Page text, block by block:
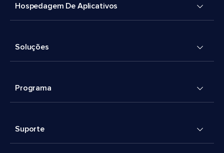
Hospedagem De Aplicativos
Soluções
Programa
Suporte